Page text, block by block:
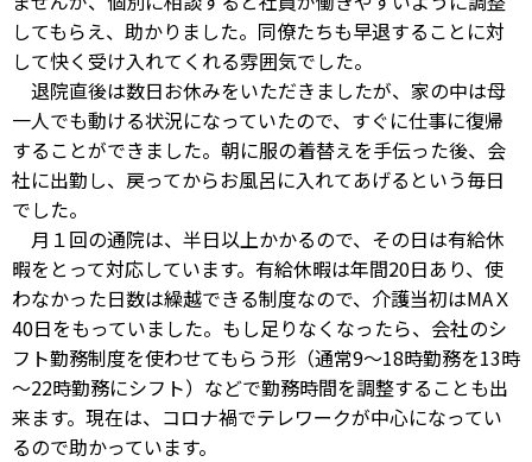
してもらえ、助かりました。同僚たちも早退することに対
して快く受け入れてくれる雰囲気でした。
退院直後は数日お休みをいただきましたが、家の中は母
一人でも動ける状況になっていたので、すぐに仕事に復帰
することができました。朝に服の着替えを手伝った後、会
社に出勤し、戻ってからお風呂に入れてあげるという毎日
でした。
月１回の通院は、半日以上かかるので、その日は有給休
暇をとって対応しています。有給休暇は年間20日あり、使
わなかった日数は繰越できる制度なので、介護当初はMAＸ
40日をもっていました。もし足りなくなったら、会社のシ
フト勤務制度を使わせてもらう形（通常9～18時勤務を13時
～22時勤務にシフト）などで勤務時間を調整することも出
来ます。現在は、コロナ禍でテレワークが中心になってい
るので助かっています。